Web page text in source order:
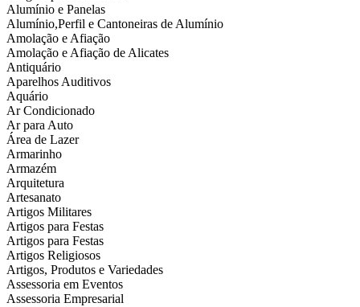
Alumínio e Panelas
Alumínio,Perfil e Cantoneiras de Alumínio
Amolação e Afiação
Amolação e Afiação de Alicates
Antiquário
Aparelhos Auditivos
Aquário
Ar Condicionado
Ar para Auto
Área de Lazer
Armarinho
Armazém
Arquitetura
Artesanato
Artigos Militares
Artigos para Festas
Artigos para Festas
Artigos Religiosos
Artigos, Produtos e Variedades
Assessoria em Eventos
Assessoria Empresarial